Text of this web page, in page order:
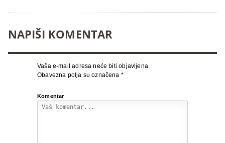
NAPIŠI KOMENTAR
Vaša e-mail adresa neće biti objavljena.
Obavezna polja su označena *
Komentar